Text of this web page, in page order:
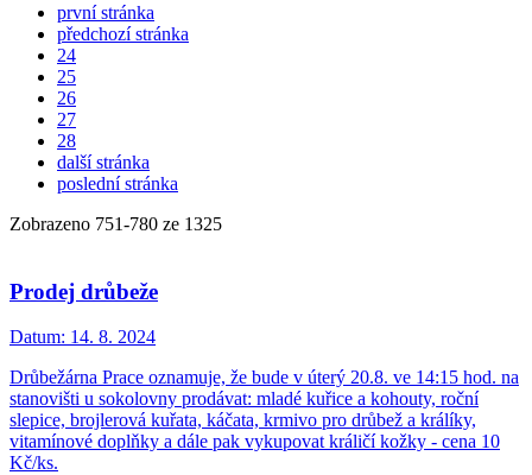
první stránka
předchozí stránka
24
25
26
27
28
další stránka
poslední stránka
Zobrazeno 751-780 ze 1325
Prodej drůbeže
Datum: 14. 8. 2024
Drůbežárna Prace oznamuje, že bude v úterý 20.8. ve 14:15 hod. na
stanovišti u sokolovny prodávat: mladé kuřice a kohouty, roční
slepice, brojlerová kuřata, káčata, krmivo pro drůbež a králíky,
vitamínové doplňky a dále pak vykupovat králičí kožky - cena 10
Kč/ks.